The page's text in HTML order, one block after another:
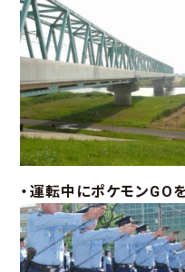
・運転中にポケモンGO